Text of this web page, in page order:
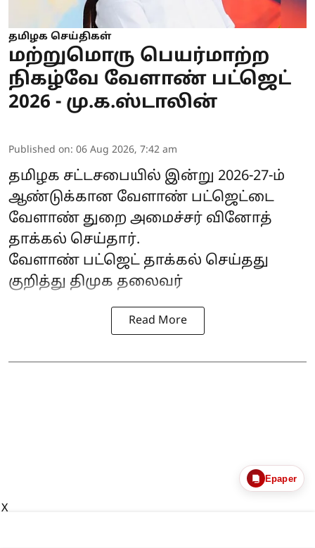
தமிழக செய்திகள்
மற்றுமொரு பெயர்மாற்ற
நிகழ்வே வேளாண் பட்ஜெட்
2026 - மு.க.ஸ்டாலின்
Published on: 06 Aug 2026, 7:42 am
தமிழக சட்டசபையில் இன்று 2026-27-ம்
ஆண்டுக்கான வேளாண் பட்ஜெட்டை
வேளாண் துறை அமைச்சர் வினோத்
தாக்கல் செய்தார்.
வேளாண் பட்ஜெட் தாக்கல் செய்தது
குறித்து திமுக தலைவர்
Read More
Epaper
X